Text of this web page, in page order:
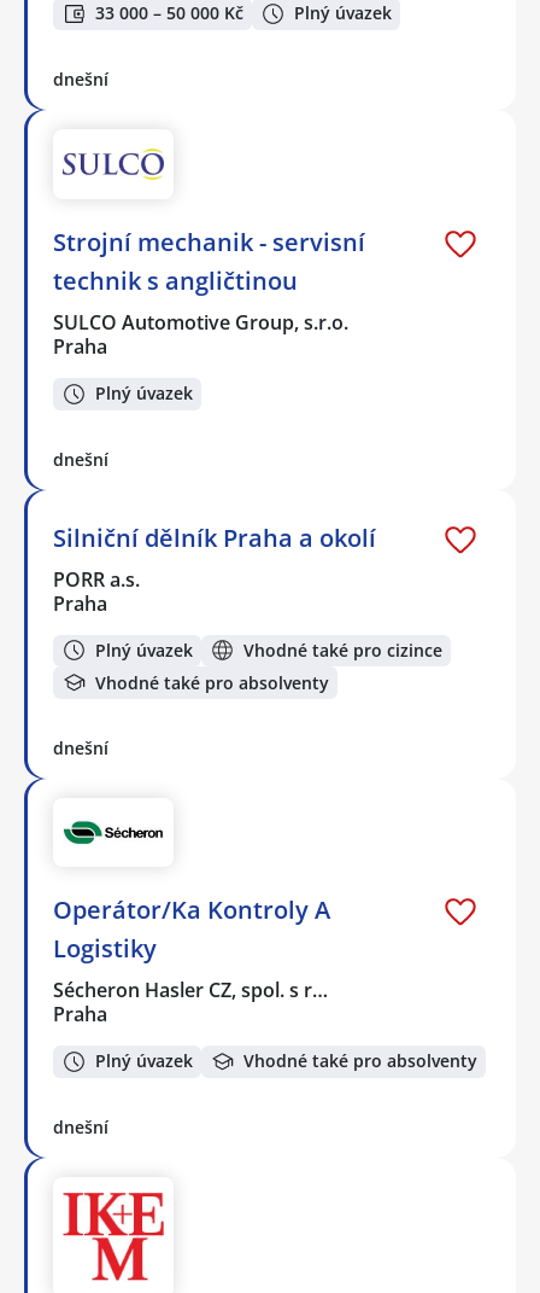
33 000 – 50 000 Kč Plný úvazek
dnešní
Strojní mechanik - servisní
technik s angličtinou
SULCO Automotive Group, s.r.o.
Praha
Plný úvazek
dnešní
Silniční dělník Praha a okolí
PORR a.s.
Praha
Plný úvazek
Vhodné také pro cizince
Vhodné také pro absolventy
dnešní
Operátor/Ka Kontroly A
Logistiky
Sécheron Hasler CZ, spol. s r…
Praha
Plný úvazek Vhodné také pro absolventy
dnešní